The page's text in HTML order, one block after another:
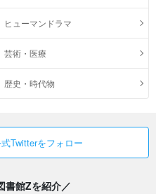
ヒューマンドラマ
芸術・医療
歴史・時代物
Twitterをフォロー
書館Zを紹介／